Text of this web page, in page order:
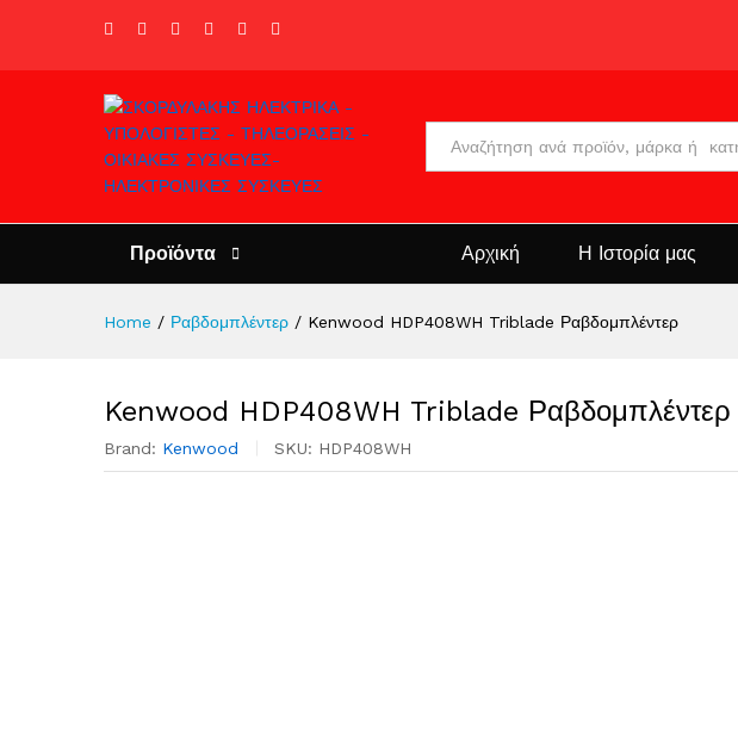
Προϊόντα Αρχική Η Ιστορία μας
Home / Ραβδομπλέντερ / Kenwood HDP408WH Triblade Ραβδομπλέντερ
Kenwood HDP408WH Triblade Ραβδομπλέντερ
Brand: Kenwood SKU: HDP408WH